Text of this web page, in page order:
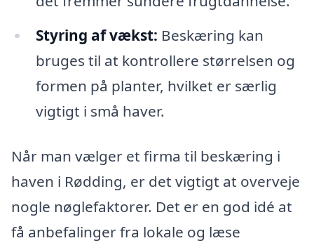
Styring af vækst: Beskæring kan
bruges til at kontrollere størrelsen og
formen på planter, hvilket er særlig
vigtigt i små haver.
Når man vælger et firma til beskæring i
haven i Rødding, er det vigtigt at overveje
nogle nøglefaktorer. Det er en god idé at
få anbefalinger fra lokale og læse